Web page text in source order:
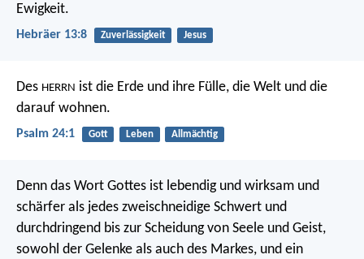
Ewigkeit.
Hebräer 13:8 Zuverlässigkeit Jesus
Des HERRN ist die Erde und ihre Fülle, die Welt und die
darauf wohnen.
Psalm 24:1 Gott Leben Allmächtig
Denn das Wort Gottes ist lebendig und wirksam und
schärfer als jedes zweischneidige Schwert und
durchdringend bis zur Scheidung von Seele und Geist,
sowohl der Gelenke als auch des Markes, und ein